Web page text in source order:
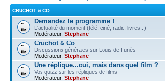
CRUCHOT & CO
Demandez le programme !
L'actualité du moment (télé, ciné, radio, livres...)
Modérateur: Stephane
Cruchot & Co
Discussions générales sur Louis de Funès
Modérateur: Stephane
Une réplique...oui, mais dans quel film ?
Vos quizz sur les répliques de films
Modérateur: Stephane